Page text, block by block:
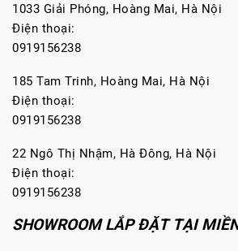
1033 Giải Phóng, Hoàng Mai, Hà Nội
Điện thoại:
0919156238
185 Tam Trinh, Hoàng Mai, Hà Nội
Điện thoại:
0919156238
22 Ngô Thị Nhậm, Hà Đông, Hà Nội
Điện thoại:
0919156238
SHOWROOM LẮP ĐẶT TẠI